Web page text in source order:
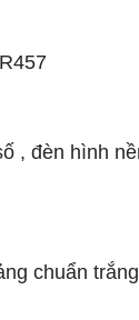
, đèn hình
chuẩn